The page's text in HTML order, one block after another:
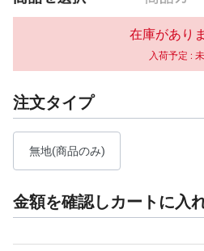
在庫があり
入荷予定 :
注文タイプ
無地(商品のみ)
金額を確認しカートに入